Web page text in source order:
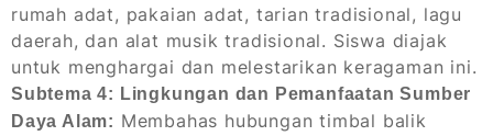
rumah adat, pakaian adat, tarian tradisional, lagu
daerah, dan alat musik tradisional. Siswa diajak
untuk menghargai dan melestarikan keragaman ini.
Subtema 4: Lingkungan dan Pemanfaatan Sumber
Daya Alam: Membahas hubungan timbal balik